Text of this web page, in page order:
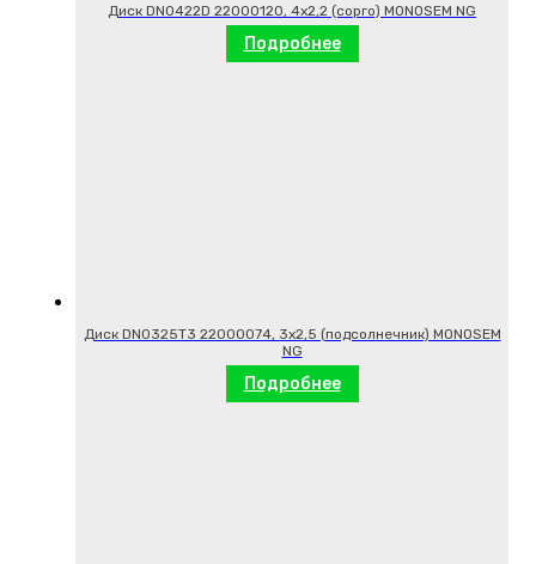
Диск DN0422D 22000120, 4х2,2 (сорго) MONOSEM NG
Подробнее
Диск DN0325T3 22000074, 3х2,5 (подсолнечник) MONOSEM
NG
Подробнее